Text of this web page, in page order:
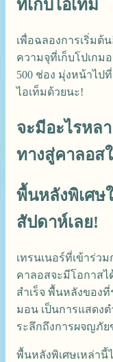
ที่เก็บไอเท็ม
เพื่อฉลองการเริ่มต้
ความจุที่เก็บโปเกม
500 ช่อง มุ่งหน้าไป
ไอเท็มด้วยนะ!
จะมีอะไรหล
ทางสู่คาลอส
พื้นหลังพิเศษ
สัปดาห์เลย!
เทรนเนอร์ที่เข้าร่ว
คาลอสจะมีโอกาสไ
สำเร็จ พื้นหลังของ
มอน เป็นการแสดง
ระลึกถึงการผจญภัย
พื้นหลังพิเศษเหล่านี้